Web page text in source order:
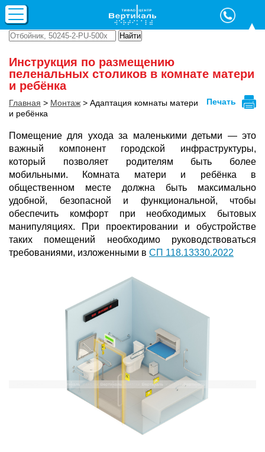
Инструкция по размещению
пеленальных столиков в комнате матери
и ребёнка
Главная > Монтаж > Адаптация комнаты матери
и ребёнка
Помещение для ухода за маленькими детьми — это
важный компонент городской инфраструктуры,
который позволяет родителям быть более
мобильными. Комната матери и ребёнка в
общественном месте должна быть максимально
удобной, безопасной и функциональной, чтобы
обеспечить комфорт при необходимых бытовых
манипуляциях. При проектировании и обустройстве
таких помещений необходимо руководствоваться
требованиями, изложенными в СП 118.13330.2022